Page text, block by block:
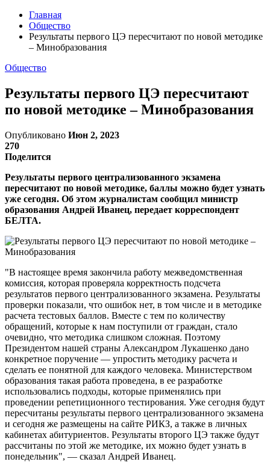
Главная
Общество
Результаты первого ЦЭ пересчитают по новой методике
– Минобразования
Общество
Результаты первого ЦЭ пересчитают
по новой методике – Минобразования
Опубликовано Июн 2, 2023
270
Поделится
Результаты первого централизованного экзамена
пересчитают по новой методике, баллы можно будет узнать
уже сегодня. Об этом журналистам сообщил министр
образования Андрей Иванец, передает корреспондент
БЕЛТА.
"В настоящее время закончила работу межведомственная
комиссия, которая проверяла корректность подсчета
результатов первого централизованного экзамена. Результаты
проверки показали, что ошибок нет, в том числе и в методике
расчета тестовых баллов. Вместе с тем по количеству
обращений, которые к нам поступили от граждан, стало
очевидно, что методика слишком сложная. Поэтому
Президентом нашей страны Александром Лукашенко дано
конкретное поручение — упростить методику расчета и
сделать ее понятной для каждого человека. Министерством
образования такая работа проведена, в ее разработке
использовались подходы, которые применялись при
проведении репетиционного тестирования. Уже сегодня будут
пересчитаны результаты первого централизованного экзамена
и сегодня же размещены на сайте РИКЗ, а также в личных
кабинетах абитуриентов. Результаты второго ЦЭ также будут
рассчитаны по этой же методике, их можно будет узнать в
понедельник", — сказал Андрей Иванец.